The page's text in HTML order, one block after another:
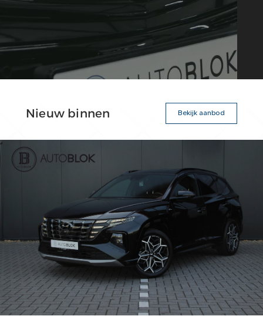
Nieuw binnen Bekijk aanbod